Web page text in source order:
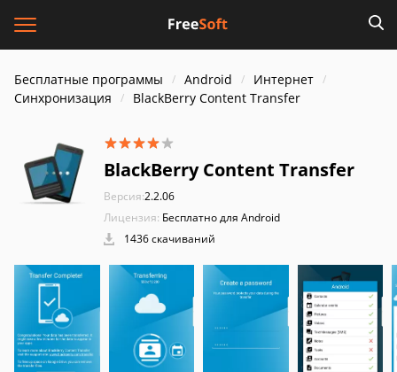
Бесплатные программы Android
Интернет
Синхронизация
BlackBerry Content Transfer
BlackBerry Content Transfer
Версия:2.2.06
Лицензия: Бесплатно для Android
1436 скачиваний